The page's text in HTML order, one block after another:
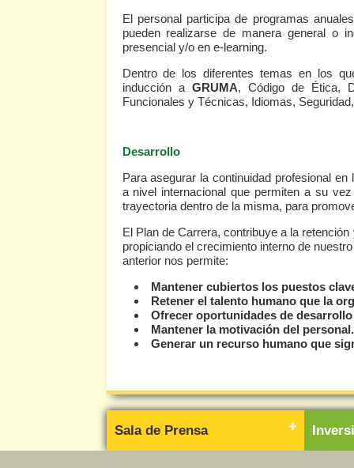
El personal participa de programas
pueden realizarse de manera general o
presencial y/o en e-learning.
Dentro de los diferentes temas en los
inducción a GRUMA, Código de Ética,
Funcionales y Técnicas, Idiomas,
Desarrollo
Para asegurar la continuidad profesional
a nivel internacional que permiten a su
trayectoria dentro de la misma, para
El Plan de Carrera, contribuye a la
propiciando el crecimiento interno de
anterior nos permite:
Mantener cubiertos los puestos
Retener el talento humano que la
Ofrecer oportunidades de
Mantener la motivación del personal.
Generar un recurso humano que
Sala de Prensa